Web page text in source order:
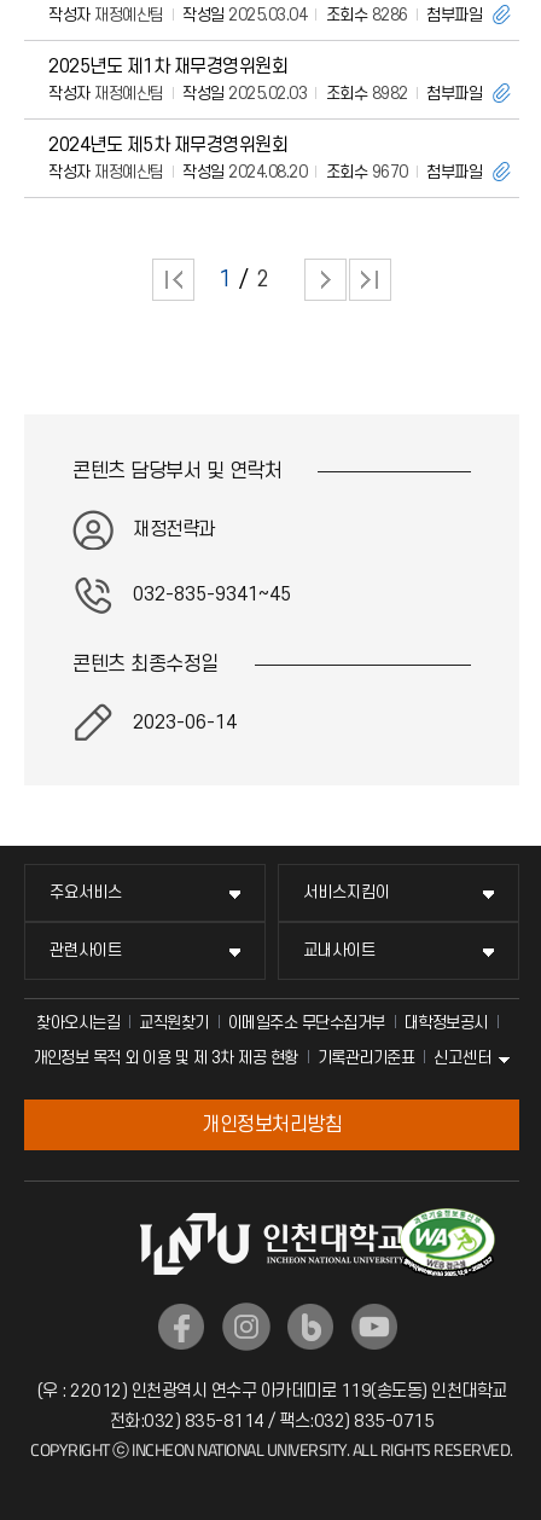
작성자재정예산팀 작성일 2025.03.04 조회수8286 첨부파일
2025년도 제1차 재무경영위원회
작성자재정예산팀 작성일 2025.02.03 조회수8982 첨부파일
2024년도 제5차 재무경영위원회
작성자재정예산팀 작성일 2024.08.20 조회수9670 첨부파일
1 2
콘텐츠 담당부서 및 연락처
재정전략과
032-835-9341~45
콘텐츠 최종수정일
2023-06-14
주요서비스 서비스지킴이
관련사이트 교내사이트
찾아오시는길 교직원찾기 이메일주소 무단수집거부
대학정보공시
개인정보 목적 외 이용 및 제 3차 제공 현황
기록관리기준표 신고센터
개인정보처리방침
(우 : 22012) 인천광역시 연수구 아카데미로 119(송도동) 인천대학교
전화:032) 835-8114 / 팩스:032) 835-0715
COPYRIGHT ⓒ INCHEON NATIONAL UNIVERSITY. ALL RIGHTS RESERVED.